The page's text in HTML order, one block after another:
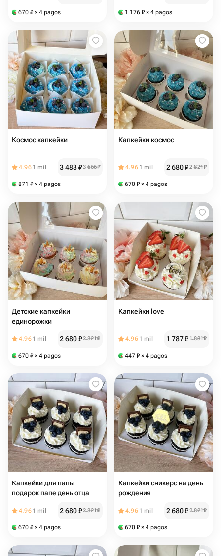
670 ₽ × 4 pagos 1 176 ₽ × 4 pagos
Космос капкейки
4.96 1 mil 3 483₽3 666₽
871 ₽ × 4 pagos
Капкейки космос
4.96 1 mil 2 680₽2 821₽
670 ₽ × 4 pagos
Детские капкейки
единорожки
4.96 1 mil 2 680₽2 821₽
670 ₽ × 4 pagos
Капкейки love
4.96 1 mil 1 787₽1 881₽
447 ₽ × 4 pagos
Капкейки для папы
подарок папе день отца
4.96 1 mil 2 680₽2 821₽
670 ₽ × 4 pagos
Капкейки сникерс на день
рождения
4.96 1 mil 2 680₽2 821₽
670 ₽ × 4 pagos